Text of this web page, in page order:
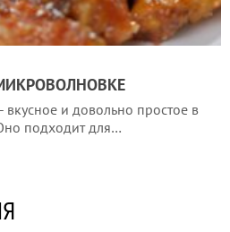
вкусное и довольно простое в
подходит для…